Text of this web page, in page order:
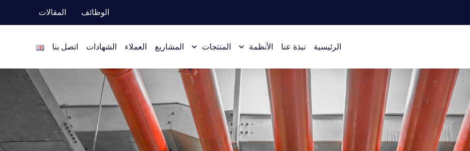
الوظائف المقالات
الرئيسية نبذة عنا الأنظمة المنتجات المشاريع العملاء الشهادات اتصل بنا